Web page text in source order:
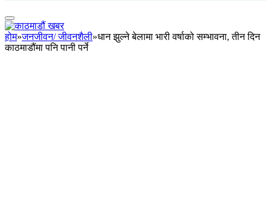
होम»जनजीवन/ जीवनशैली»धान झुल्ने बेलामा भारी वर्षाको सम्भावना, तीन दिन
काठमाडौंमा पनि पानी पर्ने